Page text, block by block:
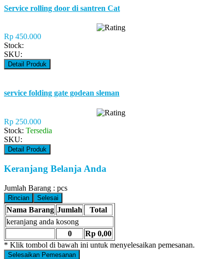
Service rolling door di santren Cat
Rp 450.000
Stock:
SKU:
Detail Produk
service folding gate godean sleman
Rp 250.000
Stock: Tersedia
SKU:
Detail Produk
Keranjang Belanja Anda
Jumlah Barang : pcs
Rincian Selesai
Nama Barang Jumlah Total
0 Rp 0,00
keranjang anda kosong
* Klik tombol di bawah ini untuk menyelesaikan pemesanan.
Selesaikan Pemesanan